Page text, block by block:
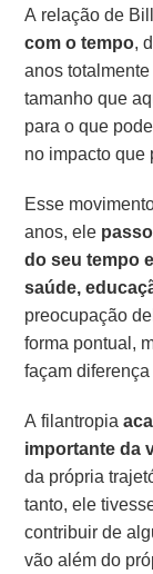
A relação de
com o tempo,
anos
tamanho que
para o que
no impacto que
Esse
anos, ele
do seu tempo
saúde,
preocupação
forma pontual,
façam
A filantropia
importante da
da própria
tanto, ele
contribuir de
vão além do